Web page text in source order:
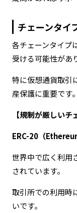
チェーンタイ
各チェーンタイプ
受ける可能性があ
特に仮想通貨取引
産保護に重要です。
【規制が厳しいチ
ERC-20（
世界中で広く利用
されています。
取引所での利用時
いです。